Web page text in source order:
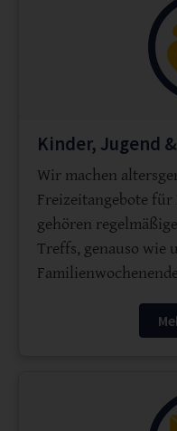
Kinder, Jugend
Wir machen
Freizeitangebote
gehören
Treffs, genauso wie